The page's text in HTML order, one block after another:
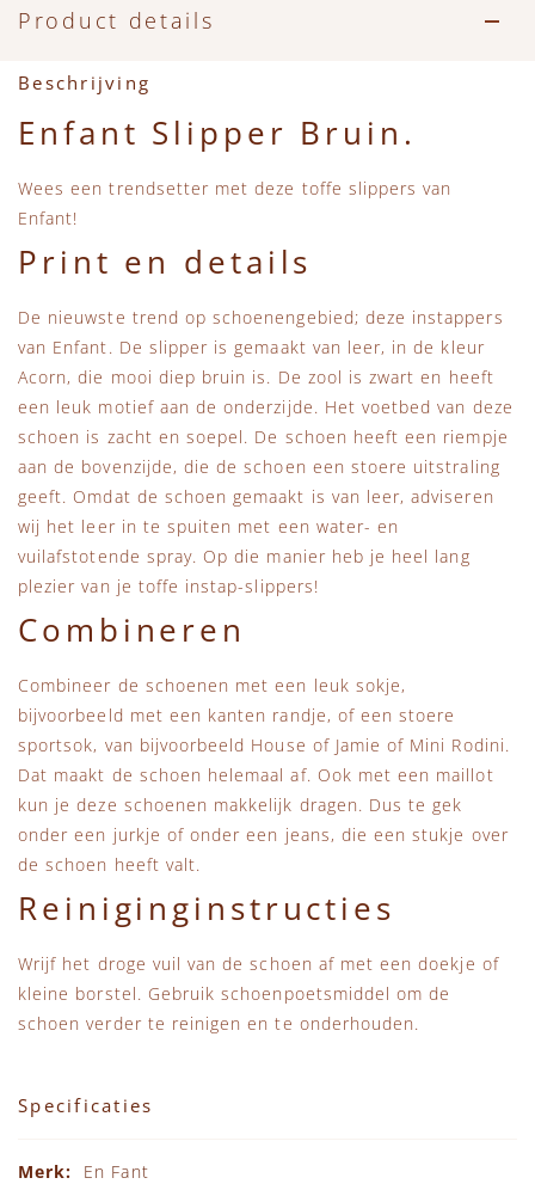
Accessoires
Zwemkleding
Zwemkleding
Feestkleding
Speelgoed
Beren, Speendoekjes en Knuffeldoekjes
Tassen
Beren
MarMar Copenhagen
Mini Rodini
+1 in the family
Piupiuchick
Play Up
Sproet & Sprout
Tiny Cottons
Product details
Beschrijving
Enfant Slipper Bruin.
Wees een trendsetter met deze toffe slippers van
Enfant!
Print en details
De nieuwste trend op schoenengebied; deze instappers
van Enfant. De slipper is gemaakt van leer, in de kleur
Acorn, die mooi diep bruin is. De zool is zwart en heeft
een leuk motief aan de onderzijde. Het voetbed van deze
schoen is zacht en soepel. De schoen heeft een riempje
aan de bovenzijde, die de schoen een stoere uitstraling
geeft. Omdat de schoen gemaakt is van leer, adviseren
wij het leer in te spuiten met een water- en
vuilafstotende spray. Op die manier heb je heel lang
plezier van je toffe instap-slippers!
Combineren
Combineer de schoenen met een leuk sokje,
bijvoorbeeld met een kanten randje, of een stoere
sportsok, van bijvoorbeeld House of Jamie of Mini Rodini.
Dat maakt de schoen helemaal af. Ook met een maillot
kun je deze schoenen makkelijk dragen. Dus te gek
onder een jurkje of onder een jeans, die een stukje over
de schoen heeft valt.
Reiniginginstructies
Wrijf het droge vuil van de schoen af met een doekje of
kleine borstel. Gebruik schoenpoetsmiddel om de
schoen verder te reinigen en te onderhouden.
Specificaties
En Fant